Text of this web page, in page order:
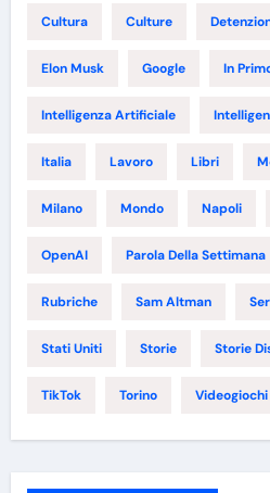
Cultura Culture
Elon Musk Google In
Intelligenza Artificiale
Italia Lavoro Libri
Milano Mondo Napoli
OpenAI Parola Della Settimana
Rubriche Sam Altman
Stati Uniti Storie Storie
TikTok Torino Videogiochi